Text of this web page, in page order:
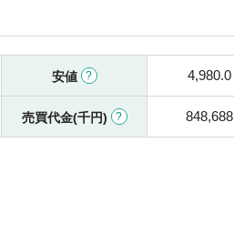
安値 4,980.0
売買代金(千円) 848,688